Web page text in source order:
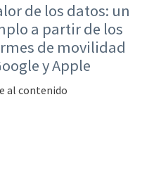
de los datos: un
a partir de los
de movilidad
y Apple
al contenido